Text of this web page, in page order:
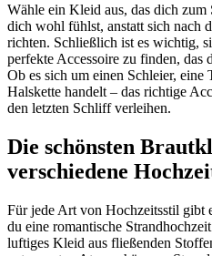
Wähle ein Kleid aus, das dich
dich wohl fühlst, anstatt sich nach
richten. Schließlich ist es wichtig,
perfekte Accessoire zu finden,
Ob es sich um einen Schleier, eine
Halskette handelt – das richtige
den letzten Schliff verleihen.
Die schönsten
verschiedene
Für jede Art von Hochzeitsstil gibt
du eine romantische
luftiges Kleid aus fließenden